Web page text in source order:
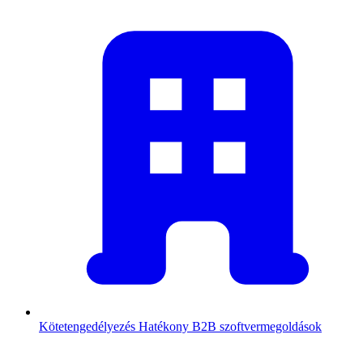
Kötetengedélyezés Hatékony B2B szoftvermegoldások